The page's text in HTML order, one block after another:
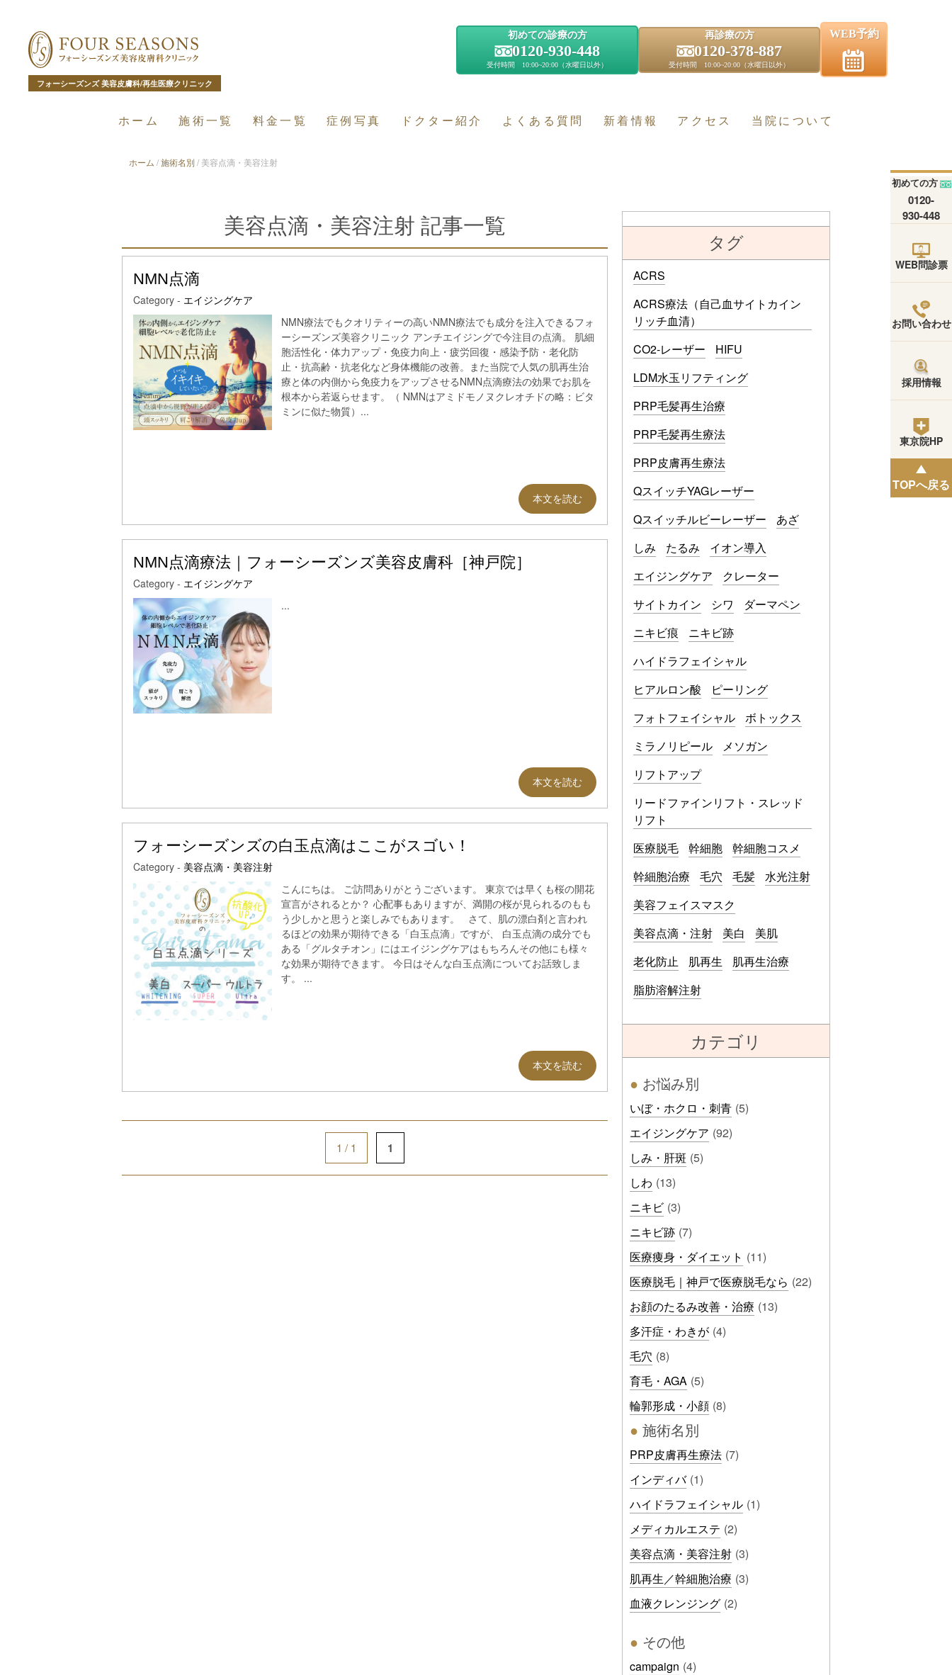
フォーシーズンズ 美容皮膚科/再生医療クリニック
初めての診療の方
0120-930-448
受付時間 10:00~20:00（水曜日以外）
再診療の方
0120-378-887
受付時間 10:00~20:00（水曜日以外）
WEB予約
初めての方
0120-
930-448
WEB問診票
お問い合わせ
採用情報
東京院HP
TOPへ戻る
ホーム 施術一覧 料金一覧 症例写真 ドクター紹介 よくある質問 新着情報 アクセス 当院について
ホーム /施術名別/ 美容点滴・美容注射
美容点滴・美容注射 記事一覧
NMN点滴
Category - エイジングケア
NMN療法でもクオリティーの高いNMN療法でも成分を注入できるフォ
ーシーズンズ美容クリニック アンチエイジングで今注目の点滴。 肌細
胞活性化・体力アップ・免疫力向上・疲労回復・感染予防・老化防
止・抗高齢・抗老化など身体機能の改善。また当院で人気の肌再生治
療と体の内側から免疫力をアップさせるNMN点滴療法の効果でお肌を
根本から若返らせます。（ NMNはアミドモノヌクレオチドの略：ビタ
ミンに似た物質）...
本文を読む
NMN点滴療法｜フォーシーズンズ美容皮膚科［神戸院］
Category - エイジングケア
...
本文を読む
フォーシーズンズの白玉点滴はここがスゴい！
Category - 美容点滴・美容注射
こんにちは。 ご訪問ありがとうございます。 東京では早くも桜の開花
宣言がされるとか？ 心配事もありますが、満開の桜が見られるのもも
う少しかと思うと楽しみでもあります。 さて、肌の漂白剤と言われ
るほどの効果が期待できる「白玉点滴」ですが、 白玉点滴の成分でも
ある「グルタチオン」にはエイジングケアはもちろんその他にも様々
な効果が期待できます。 今日はそんな白玉点滴についてお話致しま
す。 ...
本文を読む
1 / 1 1
タグ
ACRS
ACRS療法（自己血サイトカイン
リッチ血清）
CO2-レーザー
HIFU
LDM水玉リフティング
PRP毛髪再生治療
PRP毛髪再生療法
PRP皮膚再生療法
QスイッチYAGレーザー
Qスイッチルビーレーザー
あざ
しみ
たるみ
イオン導入
エイジングケア
クレーター
サイトカイン
シワ
ダーマペン
ニキビ痕
ニキビ跡
ハイドラフェイシャル
ヒアルロン酸
ピーリング
フォトフェイシャル
ボトックス
ミラノリピール
メソガン
リフトアップ
リードファインリフト・スレッド
リフト
医療脱毛
幹細胞
幹細胞コスメ
幹細胞治療
毛穴 毛髪
水光注射
美容フェイスマスク
美容点滴・注射
美白
美肌
老化防止
肌再生
肌再生治療
脂肪溶解注射
カテゴリ
● お悩み別
いぼ・ホクロ・刺青 (5)
エイジングケア (92)
しみ・肝斑 (5)
しわ (13)
ニキビ (3)
ニキビ跡 (7)
医療痩身・ダイエット (11)
医療脱毛｜神戸で医療脱毛なら (22)
お顔のたるみ改善・治療 (13)
多汗症・わきが (4)
毛穴 (8)
育毛・AGA (5)
輪郭形成・小顔 (8)
● 施術名別
PRP皮膚再生療法 (7)
インディバ (1)
ハイドラフェイシャル (1)
メディカルエステ (2)
美容点滴・美容注射 (3)
肌再生／幹細胞治療 (3)
血液クレンジング (2)
● その他
campaign (4)